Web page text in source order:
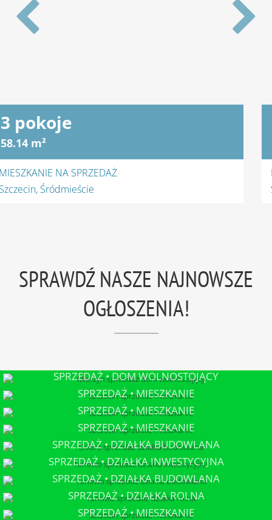
MIESZKANIE NA WYNAJEM
Szczecin, Gumieńce
SPRAWDŹ NASZE NAJNOWSZE
OGŁOSZENIA!
SPRZEDAŻ • DOM WOLNOSTOJĄCY
MIERZYN
SPRZEDAŻ • MIESZKANIE
SZCZECIN
SPRZEDAŻ • MIESZKANIE
SZCZECIN
SPRZEDAŻ • MIESZKANIE
SZCZECIN
SPRZEDAŻ • DZIAŁKA BUDOWLANA
DOBRA
SPRZEDAŻ • DZIAŁKA INWESTYCYJNA
TANOWO
SPRZEDAŻ • DZIAŁKA BUDOWLANA
TANOWO
SPRZEDAŻ • DZIAŁKA ROLNA
TANOWO
SPRZEDAŻ • MIESZKANIE